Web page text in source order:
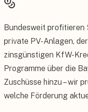
Bundesweit profitieren
private PV-Anlagen,
zinsgünstigen KfW-
Programme über die
Zuschüsse hinzu – wir
welche Förderung